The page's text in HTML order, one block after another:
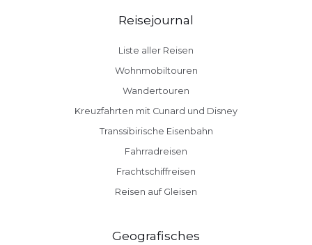
Reisejournal
Liste aller Reisen
Wohnmobiltouren
Wandertouren
Kreuzfahrten mit Cunard und Disney
Transsibirische Eisenbahn
Fahrradreisen
Frachtschiffreisen
Reisen auf Gleisen
Geografisches